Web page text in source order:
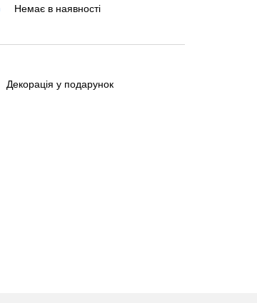
Немає в наявності
Декорація у подарунок